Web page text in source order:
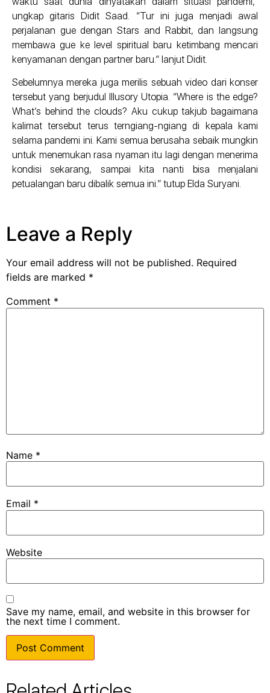
ungkap gitaris Didit Saad. “Tur ini juga menjadi awal
perjalanan gue dengan Stars and Rabbit, dan langsung
membawa gue ke level spiritual baru ketimbang mencari
kenyamanan dengan partner baru.” lanjut Didit.
Sebelumnya mereka juga merilis sebuah video dari konser
tersebut yang berjudul Illusory Utopia. “Where is the edge?
What’s behind the clouds? Aku cukup takjub bagaimana
kalimat tersebut terus terngiang-ngiang di kepala kami
selama pandemi ini. Kami semua berusaha sebaik mungkin
untuk menemukan rasa nyaman itu lagi dengan menerima
kondisi sekarang, sampai kita nanti bisa menjalani
petualangan baru dibalik semua ini.” tutup Elda Suryani.
Leave a Reply
Your email address will not be published. Required
fields are marked *
Comment *
Name *
Email *
Website
Save my name, email, and website in this browser for
the next time I comment.